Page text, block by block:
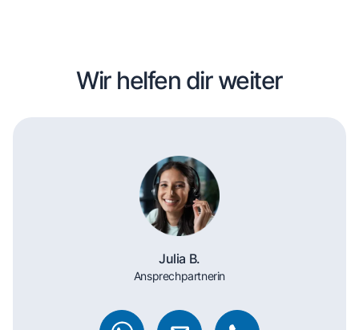
Wir helfen dir weiter
Julia B.
Ansprechpartnerin